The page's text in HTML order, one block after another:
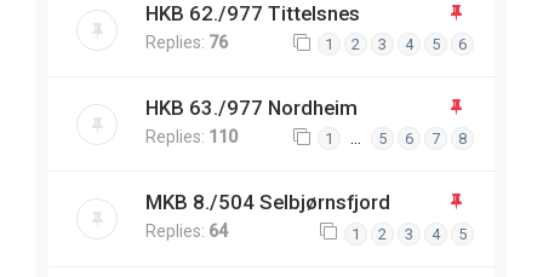
HKB 62./977 Tittelsnes
Replies: 76 1 2 3 4 5 6
HKB 63./977 Nordheim
Replies: 110 1 … 5 6 7 8
MKB 8./504 Selbjørnsfjord
Replies: 64 1 2 3 4 5